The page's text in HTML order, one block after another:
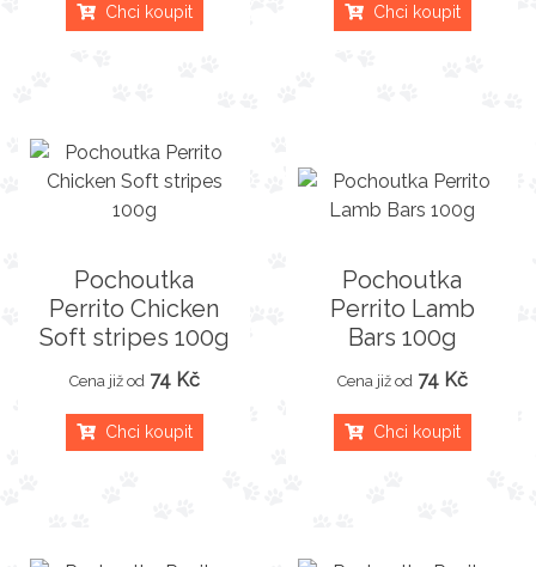
Chci koupit Chci koupit
Pochoutka
Perrito Chicken
Soft stripes 100g
Cena již od 74 Kč
Chci koupit
Pochoutka
Perrito Lamb
Bars 100g
Cena již od 74 Kč
Chci koupit